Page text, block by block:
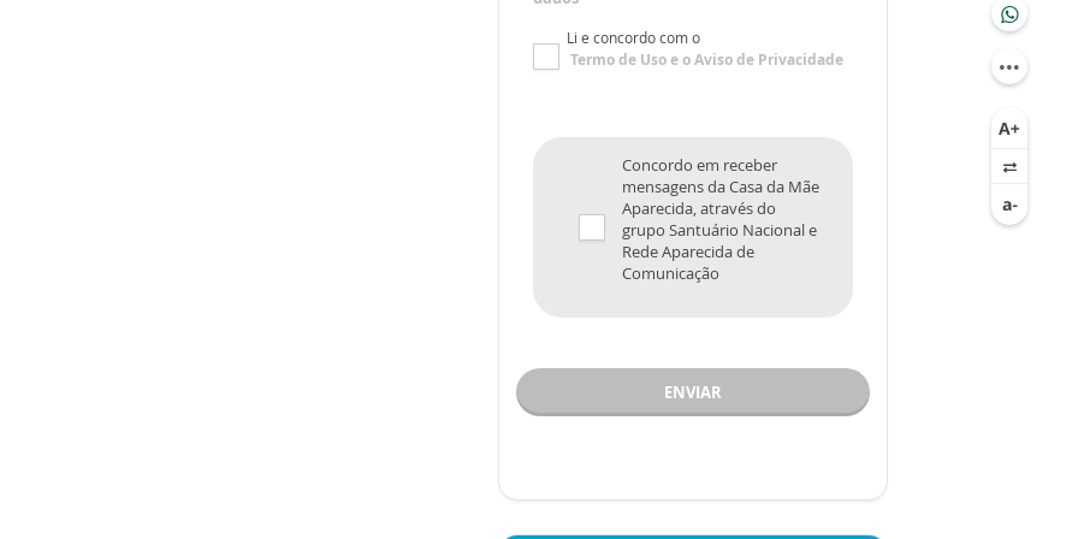
Li e concordo com o
Termo de Usoe oAviso de Privacidade
Concordo em receber
mensagens da Casa da Mãe
Aparecida, através do
grupo Santuário Nacional e
Rede Aparecida de
Comunicação
ENVIAR